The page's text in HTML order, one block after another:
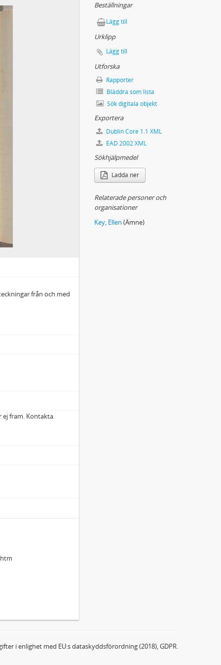
minnesfest 1897. [Diverse utdrag och avskrifter].
riktig följd".
fotografiska plåtar (ur Ellen Keys dagbok på Strand)
från och med
ej fram. Kontakta
Beställningar
Lägg till
Urklipp
Lägg till
Utforska
Rapporter
Bläddra som lista
Sök digitala objekt
Exportera
Dublin Core 1.1 XML
EAD 2002 XML
Sökhjälpmedel
Ladda ner
Relaterade personer och
organisationer
Key, Ellen (Ämne)
i enlighet med EU:s dataskyddsförordning (2018), GDPR.